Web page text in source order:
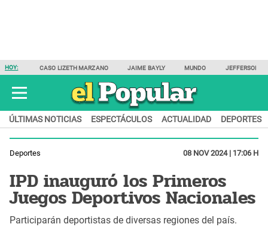
HOY: CASO LIZETH MARZANO JAIME BAYLY MUNDO JEFFERSON
ÚLTIMAS NOTICIAS ESPECTÁCULOS ACTUALIDAD DEPORTES
Deportes 08 NOV 2024 | 17:06 H
IPD inauguró los Primeros
Juegos Deportivos Nacionales
Participarán deportistas de diversas regiones del país.